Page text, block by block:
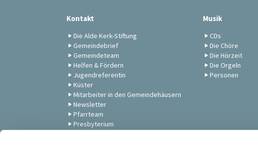
Kontakt
Die Alde Kerk-Stiftung
Gemeindebrief
Gemeindeteam
Helfen & Fördern
Jugendreferentin
Küster
Mitarbeiter in den Gemeindehäusern
Newsletter
Pfarrteam
Presbyterium
Musik
CDs
Die Chöre
Die Hörzeit
Die Orgeln
Personen